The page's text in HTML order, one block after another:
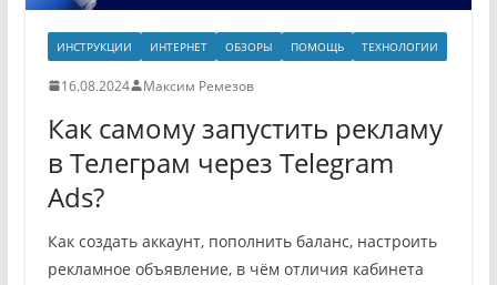
ИНСТРУКЦИИ ИНТЕРНЕТ ОБЗОРЫ ПОМОЩЬ ТЕХНОЛОГИИ
16.08.2024 Максим Ремезов
Как самому запустить рекламу
в Телеграм через Telegram
Ads?
Как создать аккаунт, пополнить баланс, настроить
рекламное объявление, в чём отличия кабинета